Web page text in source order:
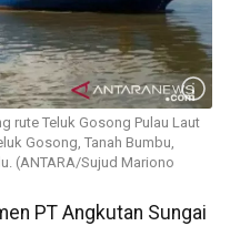
rute Teluk Gosong Pulau Laut
Gosong, Tanah Bumbu,
(ANTARA/Sujud Mariono
PT Angkutan Sungai